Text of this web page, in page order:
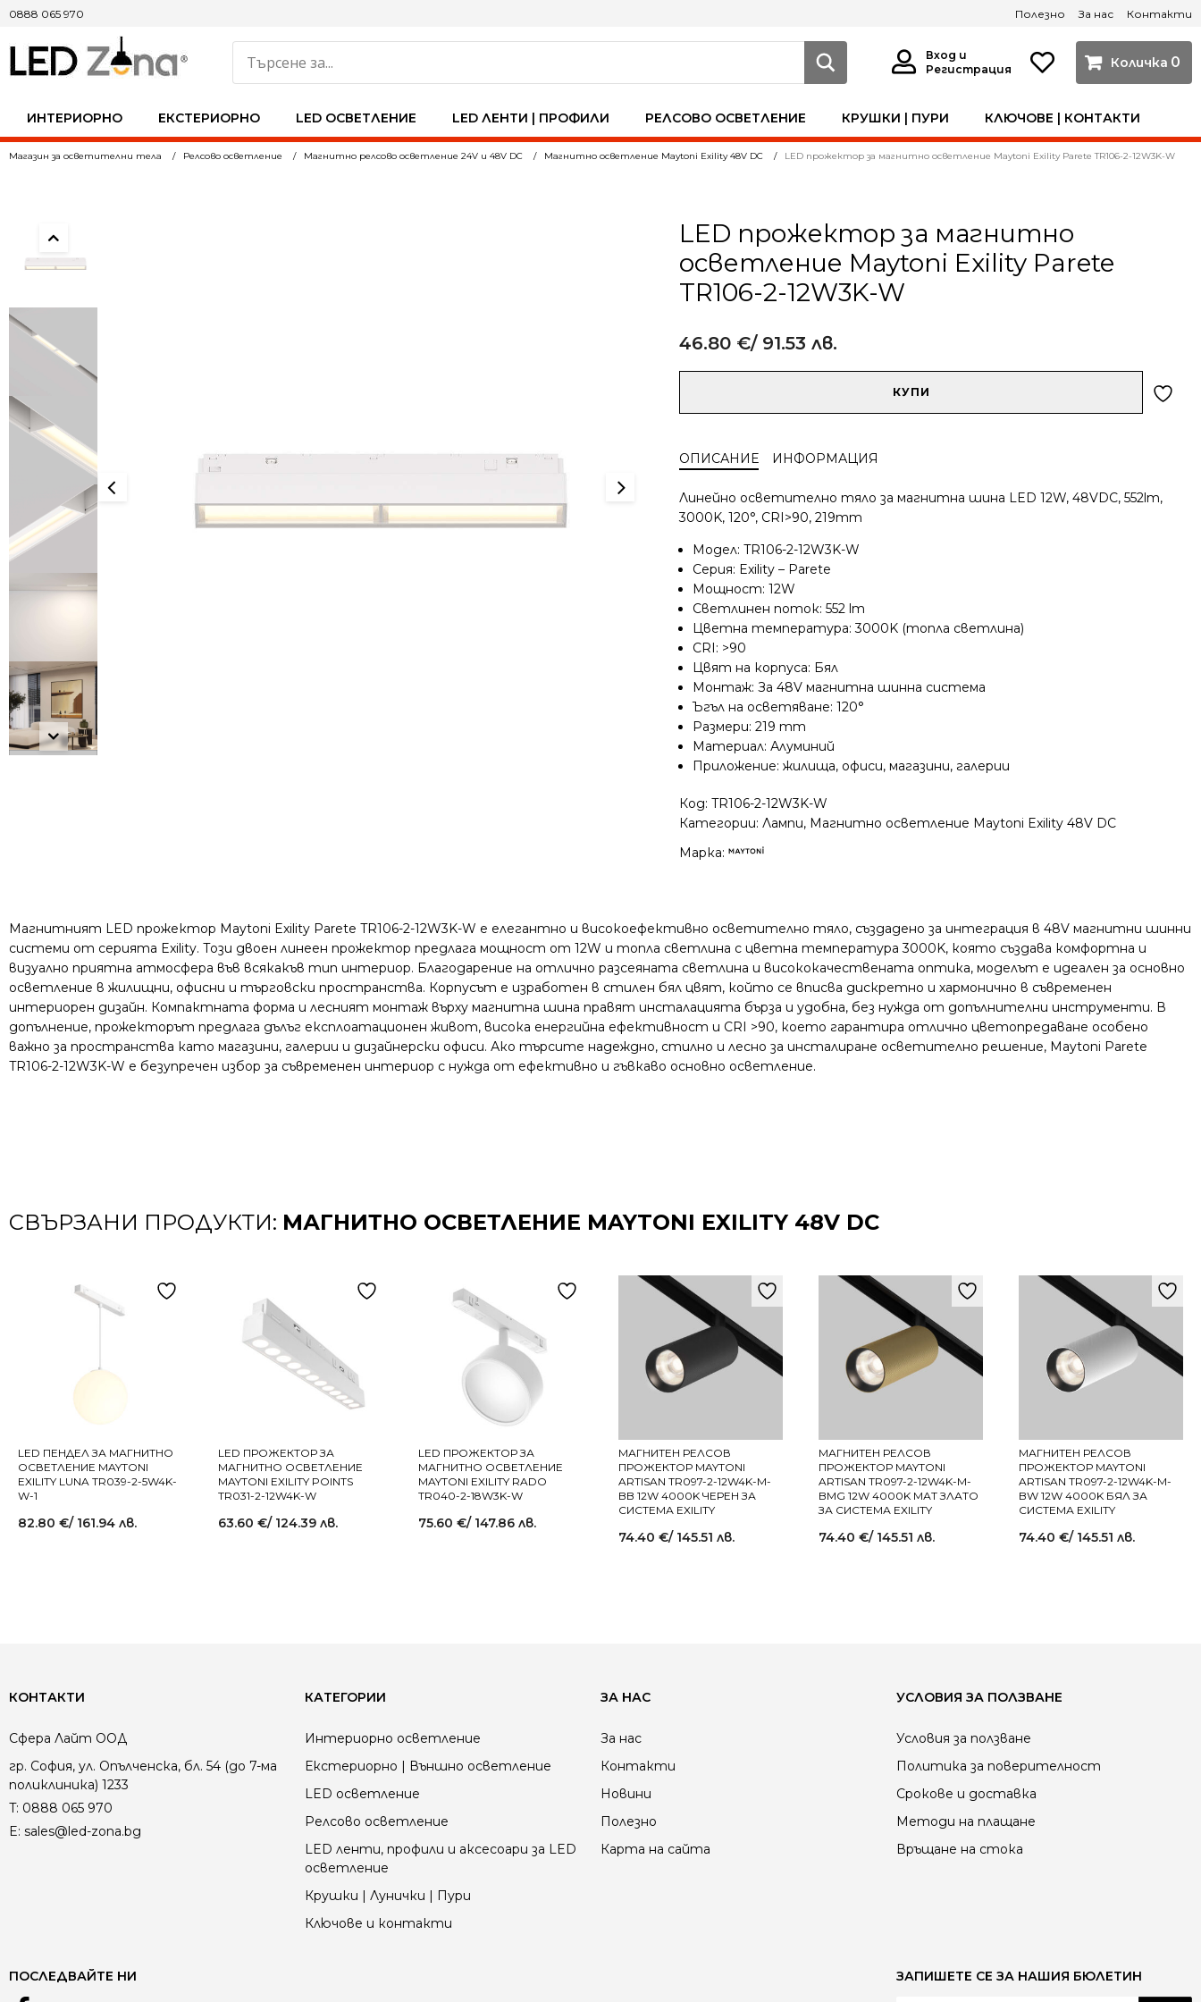
ИНТЕРИОРНО ЕКСТЕРИОРНО LED ОСВЕТЛЕНИЕ LED ЛЕНТИ | ПРОФИЛИ РЕЛСОВО ОСВЕТЛЕНИЕ КРУШКИ | ПУРИ КЛЮЧОВЕ | КОНТАКТИ
0
0888 065 970
Вход и
Регистрация
Полезно За нас Контакти
Магазин за осветителни тела Релсово осветление Магнитно релсово осветление 24V и 48V DC Магнитно осветление Maytoni Exility 48V DC LED прожектор за магнитно осветление Maytoni Exility Parete TR106-2-12W3K-W
LED прожектор за магнитно
осветление Maytoni Exility Parete
TR106-2-12W3K-W
46.80 €/ 91.53 лв.
за
осветление
Maytoni
Parete
TR106-
2-
12W3K-
W
КУПИ
ОПИСАНИЕ ИНФОРМАЦИЯ
Линейно осветително тяло за магнитна шина LED 12W, 48VDC, 552lm,
3000K, 120°, CRI>90, 219mm
Модел: TR106-2-12W3K-W
Серия: Exility – Parete
Мощност: 12W
Светлинен поток: 552 lm
Цветна температура: 3000K (топла светлина)
CRI: >90
Цвят на корпуса: Бял
Монтаж: За 48V магнитна шинна система
Ъгъл на осветяване: 120°
Размери: 219 mm
Материал: Алуминий
Приложение: жилища, офиси, магазини, галерии
Код: TR106-2-12W3K-W
Категории: Лампи, Магнитно осветление Maytoni Exility 48V DC
Марка:
Магнитният LED прожектор Maytoni Exility Parete TR106-2-12W3K-W е елегантно и високоефективно осветително тяло, създадено за интеграция в 48V магнитни шинни
системи от серията Exility. Този двоен линеен прожектор предлага мощност от 12W и топла светлина с цветна температура 3000K, която създава комфортна и
визуално приятна атмосфера във всякакъв тип интериор. Благодарение на отлично разсеяната светлина и висококачествената оптика, моделът е идеален за основно
осветление в жилищни, офисни и търговски пространства. Корпусът е изработен в стилен бял цвят, който се вписва дискретно и хармонично в съвременен
интериорен дизайн. Компактната форма и лесният монтаж върху магнитна шина правят инсталацията бърза и удобна, без нужда от допълнителни инструменти. В
допълнение, прожекторът предлага дълъг експлоатационен живот, висока енергийна ефективност и CRI >90, което гарантира отлично цветопредаване особено
важно за пространства като магазини, галерии и дизайнерски офиси. Ако търсите надеждно, стилно и лесно за инсталиране осветително решение, Maytoni Parete
TR106-2-12W3K-W е безупречен избор за съвременен интериор с нужда от ефективно и гъвкаво основно осветление.
СВЪРЗАНИ ПРОДУКТИ: МАГНИТНО ОСВЕТЛЕНИЕ MAYTONI EXILITY 48V DC
LED ПЕНДЕЛ ЗА МАГНИТНО
ОСВЕТЛЕНИЕ MAYTONI
EXILITY LUNA TR039-2-5W4K-
W-1
82.80 €/ 161.94 лв.
LED ПРОЖЕКТОР ЗА
МАГНИТНО ОСВЕТЛЕНИЕ
MAYTONI EXILITY POINTS
TR031-2-12W4K-W
63.60 €/ 124.39 лв.
LED ПРОЖЕКТОР ЗА
МАГНИТНО ОСВЕТЛЕНИЕ
MAYTONI EXILITY RADO
TR040-2-18W3K-W
75.60 €/ 147.86 лв.
МАГНИТЕН РЕЛСОВ
ПРОЖЕКТОР MAYTONI
ARTISAN TR097-2-12W4K-M-
BB 12W 4000K ЧЕРЕН ЗА
СИСТЕМА EXILITY
74.40 €/ 145.51 лв.
МАГНИТЕН РЕЛСОВ
ПРОЖЕКТОР MAYTONI
ARTISAN TR097-2-12W4K-M-
BMG 12W 4000K МАТ ЗЛАТО
ЗА СИСТЕМА EXILITY
74.40 €/ 145.51 лв.
МАГНИТЕН РЕЛСОВ
ПРОЖЕКТОР MAYTONI
ARTISAN TR097-2-12W4K-M-
BW 12W 4000K БЯЛ ЗА
СИСТЕМА EXILITY
74.40 €/ 145.51 лв.
КОНТАКТИ
Сфера Лайт ООД
гр. София, ул. Опълченска, бл. 54 (до 7-ма
поликлиника) 1233
T: 0888 065 970
E: sales@led-zona.bg
КАТЕГОРИИ
Интериорно осветление
Екстериорно | Външно осветление
LED осветление
Релсово осветление
LED ленти, профили и аксесоари за LED
осветление
Крушки | Лунички | Пури
Ключове и контакти
ЗА НАС
За нас
Контакти
Новини
Полезно
Карта на сайта
УСЛОВИЯ ЗА ПОЛЗВАНЕ
Условия за ползване
Политика за поверителност
Срокове и доставка
Методи на плащане
Връщане на стока
ПОСЛЕДВАЙТЕ НИ ЗАПИШЕТЕ СЕ ЗА НАШИЯ БЮЛЕТИН